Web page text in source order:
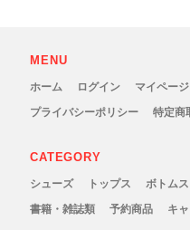
MENU
ホーム ログイン マイページ
プライバシーポリシー
特定商
CATEGORY
シューズ トップス ボトムス
書籍・雑誌類
予約商品 キ